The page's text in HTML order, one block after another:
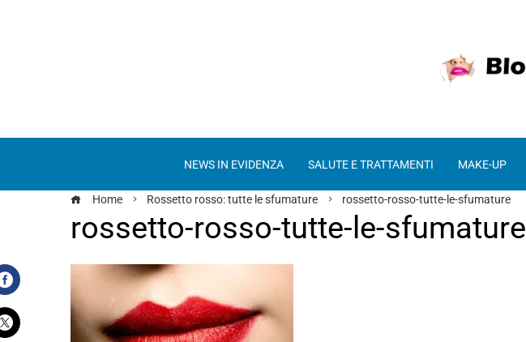
NEWS IN EVIDENZA SALUTE E TRATTAMENTI MAKE-UP
Home Rossetto rosso: tutte le sfumature rossetto-rosso-tutte-le-sfumature
rossetto-rosso-tutte-le-sfumature
Facebook